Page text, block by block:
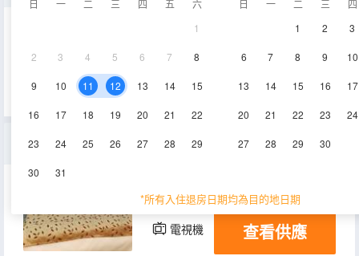
日 一 二 三 四 五
六
1
2 3 4 5 6 7 8
9 10 11 12 13 14 15
16 17 18 19 20 21 22
23 24 25 26 27 28 29
30 31
日 一 二 三
四
1
2 3
6 7 8 9 10
13 14 15 16 17
20 21 22 23 24
27 28 29 30
*所有入住退房日期均為目的地日期
18-20㎡ 空調
豪華大床房
20-25㎡ 2層 空調
電視機 查看供應